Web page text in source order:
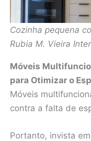
Cozinha pequena
Rubia M. Vieira
Móveis
para Otimizar o
Móveis
contra a falta de
Portanto, invista